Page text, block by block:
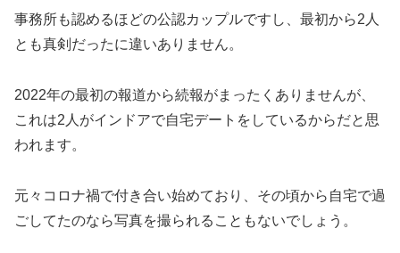
事務所も認めるほどの公認カップルですし、最初から2人
とも真剣だったに違いありません。
2022年の最初の報道から続報がまったくありませんが、
これは2人がインドアで自宅デートをしているからだと思
われます。
元々コロナ禍で付き合い始めており、その頃から自宅で過
ごしてたのなら写真を撮られることもないでしょう。